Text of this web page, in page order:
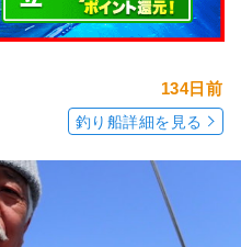
134日前
釣り船詳細を見る